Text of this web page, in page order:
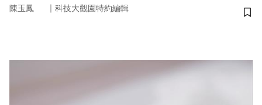
陳玉鳳 ｜ 科技大觀園特約編輯
儲